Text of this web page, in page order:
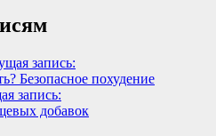
запись:
Безопасное похудение
запись:
добавок